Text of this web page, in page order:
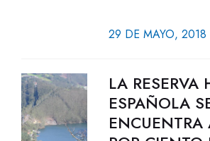
29 DE MAYO, 2018
LA RESERVA
ESPAÑOLA
ENCUENTRA